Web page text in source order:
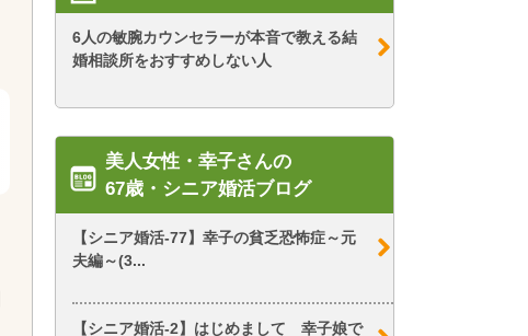
6人の敏腕カウンセラーが本音で教える結
婚相談所をおすすめしない人
美人女性・幸子さんの
67歳・シニア婚活ブログ
【シニア婚活-77】幸子の貧乏恐怖症～元
夫編～(3...
【シニア婚活-2】はじめまして 幸子娘で